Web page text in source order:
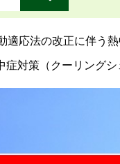
適応法の改正に伴う
対策（クーリング